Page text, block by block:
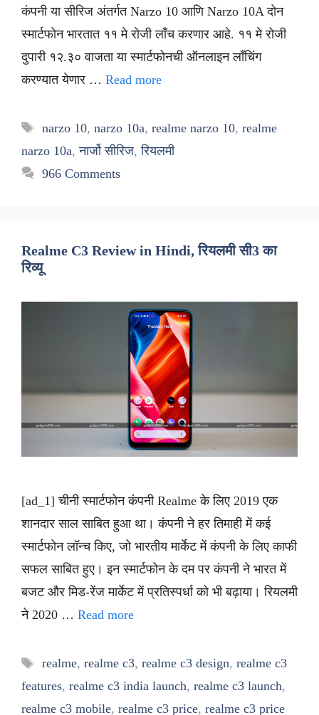
कंपनी या सीरिज अंतर्गत Narzo 10 आणि Narzo 10A दोन
स्मार्टफोन भारतात ११ मे रोजी लाँच करणार आहे. ११ मे रोजी
दुपारी १२.३० वाजता या स्मार्टफोनची ऑनलाइन लाँचिंग
करण्यात येणार … Read more
Tags
narzo 10, narzo 10a, realme narzo 10, realme
narzo 10a,नार्जो सीरिज,रियलमी
966 Comments
Realme C3 Review in Hindi, रियलमी सी3 का
रिव्यू
[ad_1] चीनी स्मार्टफोन कंपनी Realme के लिए 2019 एक
शानदार साल साबित हुआ था। कंपनी ने हर तिमाही में कई
स्मार्टफोन लॉन्च किए, जो भारतीय मार्केट में कंपनी के लिए काफी
सफल साबित हुए। इन स्मार्टफोन के दम पर कंपनी ने भारत में
बजट और मिड-रेंज मार्केट में प्रतिस्पर्धा को भी बढ़ाया। रियलमी
ने 2020 … Read more
Tags
realme, realme c3, realme c3 design, realme c3
features, realme c3 india launch, realme c3 launch,
realme c3 mobile, realme c3 price, realme c3 price